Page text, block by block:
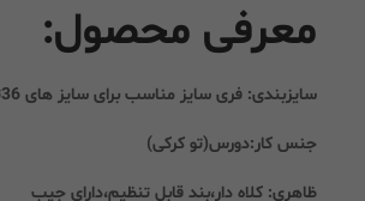
معرفی محصول:
سایزبندی: فری سایز مناسب برای سایز های 36تا42
جنس کار:دورس(تو کرکی)
ظاهری: کلاه دار،بند قابل تنظیم،دارای جیب